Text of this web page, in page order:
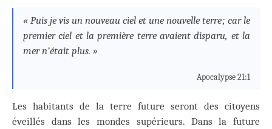
« Puis je vis un nouveau ciel et une nouvelle terre ; car le
premier ciel et la première terre avaient disparu, et la
mer n’était plus. »
Apocalypse 21:1
Les habitants de la terre future seront des citoyens
éveillés dans les mondes supérieurs. Dans la future